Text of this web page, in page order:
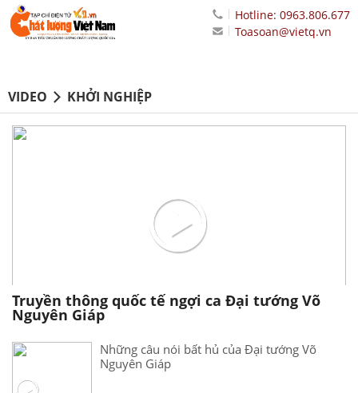
Hotline: 0963.806.677
Toasoan@vietq.vn
VIDEO KHỞI NGHIỆP
Truyền thông quốc tế ngợi ca Đại tướng Võ
Nguyên Giáp
Những câu nói bất hủ của Đại tướng Võ
Nguyên Giáp